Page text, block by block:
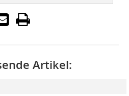
Artikel: